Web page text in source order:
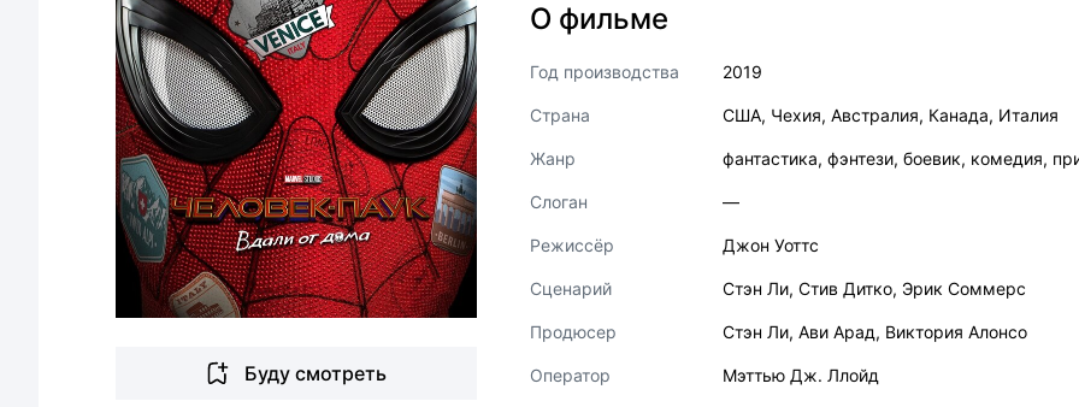
Буду смотреть
О фильме
Год производства 2019
Страна США, Чехия, Австралия, Канада, Италия
Жанр фантастика, фэнтези, боевик, комедия,
Слоган —
Режиссёр Джон Уоттс
Сценарий Стэн Ли, Стив Дитко, Эрик Соммерс
Продюсер Стэн Ли, Ави Арад, Виктория Алонсо
Оператор Мэттью Дж. Ллойд